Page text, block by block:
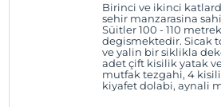
Birinci ve ikinci
sehir manzarasina
Süitler 100 - 110
degismektedir. Sicak
ve yalin bir siklikla
adet çift kisilik yatak
mutfak tezgahi, 4
kiyafet dolabi, aynali
için tasarlanmis